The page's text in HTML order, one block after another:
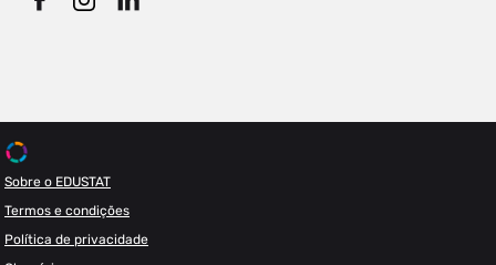
Sobre o EDUSTAT
Termos e condições
Política de privacidade